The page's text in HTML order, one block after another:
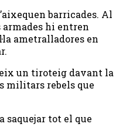
barricades. Al
armades hi entren
ametralladores en
un tiroteig davant la
militars rebels que
saquejar tot el que